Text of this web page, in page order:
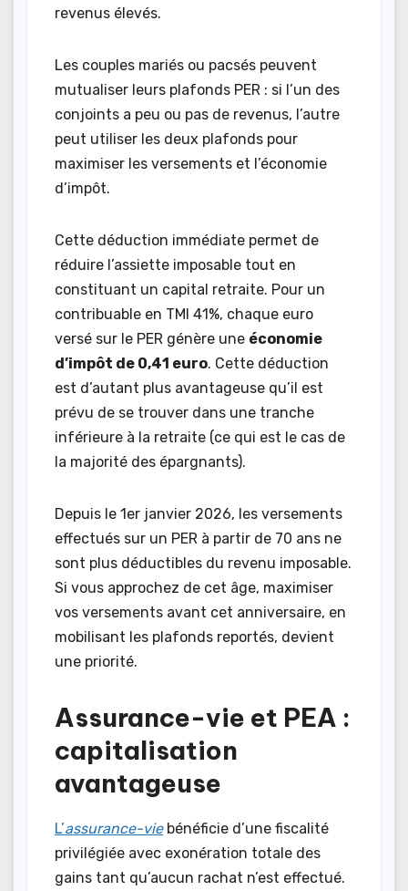
revenus élevés.
Les couples mariés ou pacsés peuvent
mutualiser leurs plafonds PER : si l’un des
conjoints a peu ou pas de revenus, l’autre
peut utiliser les deux plafonds pour
maximiser les versements et l’économie
d’impôt.
Cette déduction immédiate permet de
réduire l’assiette imposable tout en
constituant un capital retraite. Pour un
contribuable en TMI 41%, chaque euro
versé sur le PER génère une économie
d’impôt de 0,41 euro. Cette déduction
est d’autant plus avantageuse qu’il est
prévu de se trouver dans une tranche
inférieure à la retraite (ce qui est le cas de
la majorité des épargnants).
Depuis le 1er janvier 2026, les versements
effectués sur un PER à partir de 70 ans ne
sont plus déductibles du revenu imposable.
Si vous approchez de cet âge, maximiser
vos versements avant cet anniversaire, en
mobilisant les plafonds reportés, devient
une priorité.
Assurance-vie et PEA :
capitalisation
avantageuse
L’assurance-viebénéficie d’une fiscalité
privilégiée avec exonération totale des
gains tant qu’aucun rachat n’est effectué.